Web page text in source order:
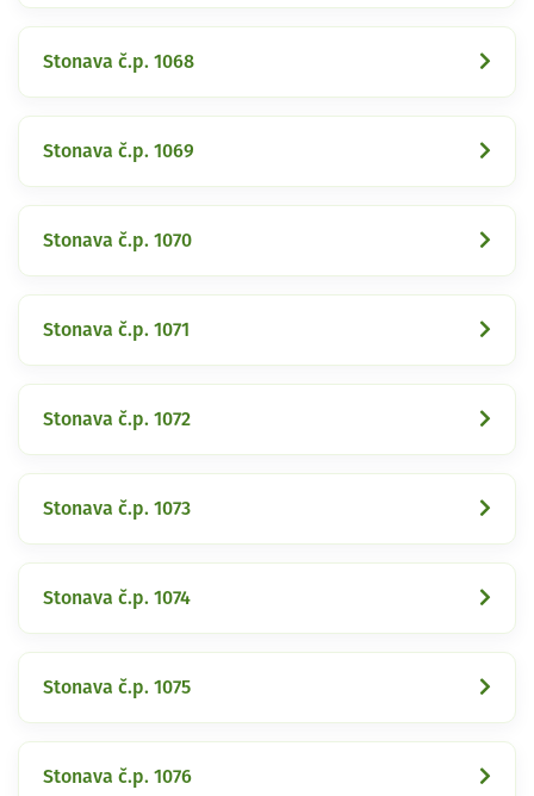
Stonava č.p. 1068
Stonava č.p. 1069
Stonava č.p. 1070
Stonava č.p. 1071
Stonava č.p. 1072
Stonava č.p. 1073
Stonava č.p. 1074
Stonava č.p. 1075
Stonava č.p. 1076